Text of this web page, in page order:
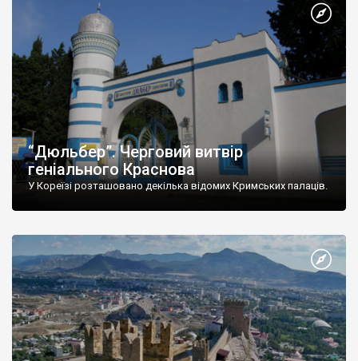
“Дюльбер”. Черговий витвір
геніального Краснова
У Кореїзі розташовано декілька відомих Кримських палаців.